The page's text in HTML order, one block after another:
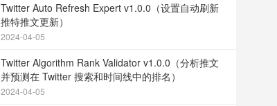
Twitter Auto Refresh Expert v1.0.0（设置自动刷新
推特推文更新）
2024-04-05
Twitter Algorithm Rank Validator v1.0.0（分析推文
并预测在 Twitter 搜索和时间线中的排名）
2024-04-05